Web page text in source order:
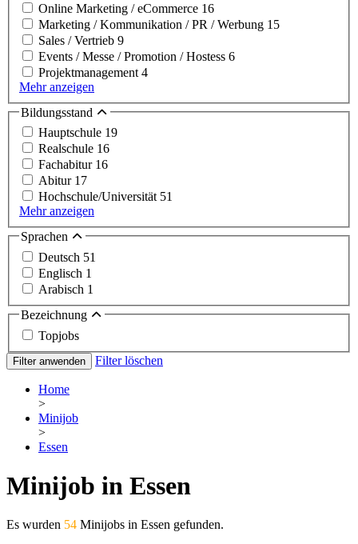
Online Marketing / eCommerce 16
Marketing / Kommunikation / PR / Werbung 15
Sales / Vertrieb 9
Events / Messe / Promotion / Hostess 6
Projektmanagement 4
Mehr anzeigen
Bildungsstand
Hauptschule 19
Realschule 16
Fachabitur 16
Abitur 17
Hochschule/Universität 51
Mehr anzeigen
Sprachen
Deutsch 51
Englisch 1
Arabisch 1
Bezeichnung
Topjobs
Filter anwenden Filter löschen
Home
>
Minijob
>
Essen
Minijob in Essen
Es wurden 54 Minijobs in Essen gefunden.